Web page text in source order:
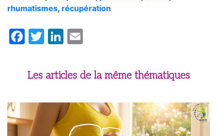
rhumatismes, récupération
Facebook
TwitterLinkedIn
Les articles de la même thématiques